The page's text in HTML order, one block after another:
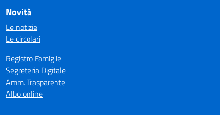
Novità
Le notizie
Le circolari
Registro Famiglie
Segreteria Digitale
Amm. Trasparente
Albo online